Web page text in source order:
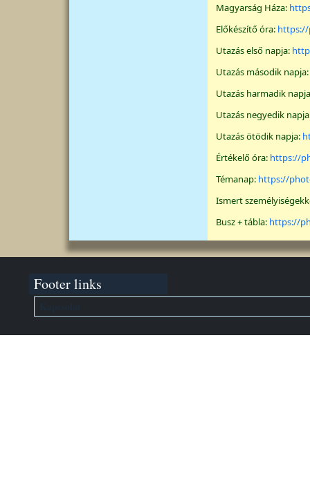
Magyarság Háza:
Előkészítő óra: https://
Utazás első napja:
Utazás második napja:
Utazás harmadik
Utazás negyedik
Utazás ötödik napja:
Értékelő óra: https://
Témanap: https://
Ismert
Busz + tábla: https://
Footer links